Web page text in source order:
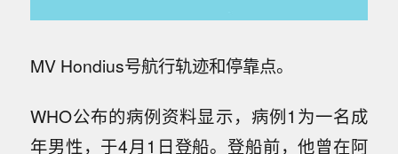
MV Hondius号航行轨迹和停靠点。
WHO公布的病例资料显示，病例1为一名成
年男性，于4月1日登船。登船前，他曾在阿